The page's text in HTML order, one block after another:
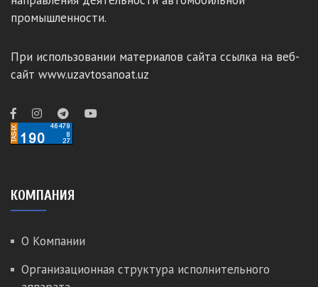
промышленности.
При использовании материалов сайта ссылка на веб-
сайт www.uzavtosanoat.uz
КОМПАНИЯ
О Компании
Организационная структура исполнительного